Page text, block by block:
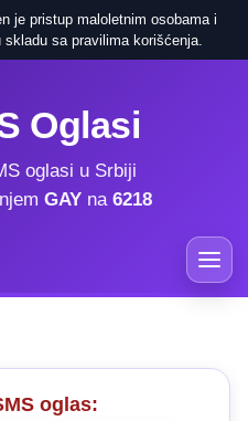
je pristup maloletnim osobama i
sa pravilima korišćenja.
Oglasi
oglasi u Srbiji
GAYna 6218
oglas: